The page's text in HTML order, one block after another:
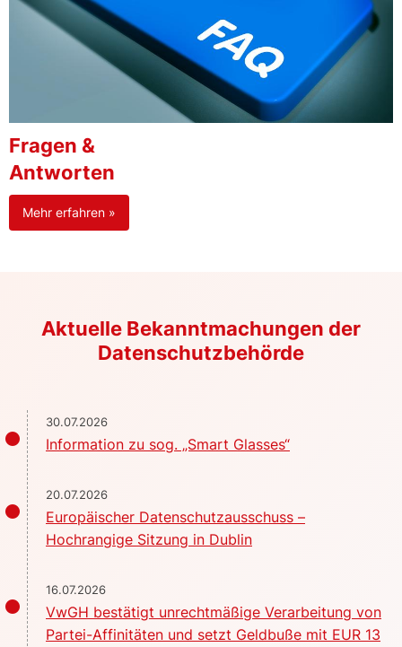
Fragen &
Antworten
Mehr erfahren »
Aktuelle Bekanntmachungen der
Datenschutzbehörde
30.07.2026
Information zu sog. „Smart Glasses“
20.07.2026
Europäischer Datenschutzausschuss –
Hochrangige Sitzung in Dublin
16.07.2026
VwGH bestätigt unrechtmäßige Verarbeitung von
Partei-Affinitäten und setzt Geldbuße mit EUR 13